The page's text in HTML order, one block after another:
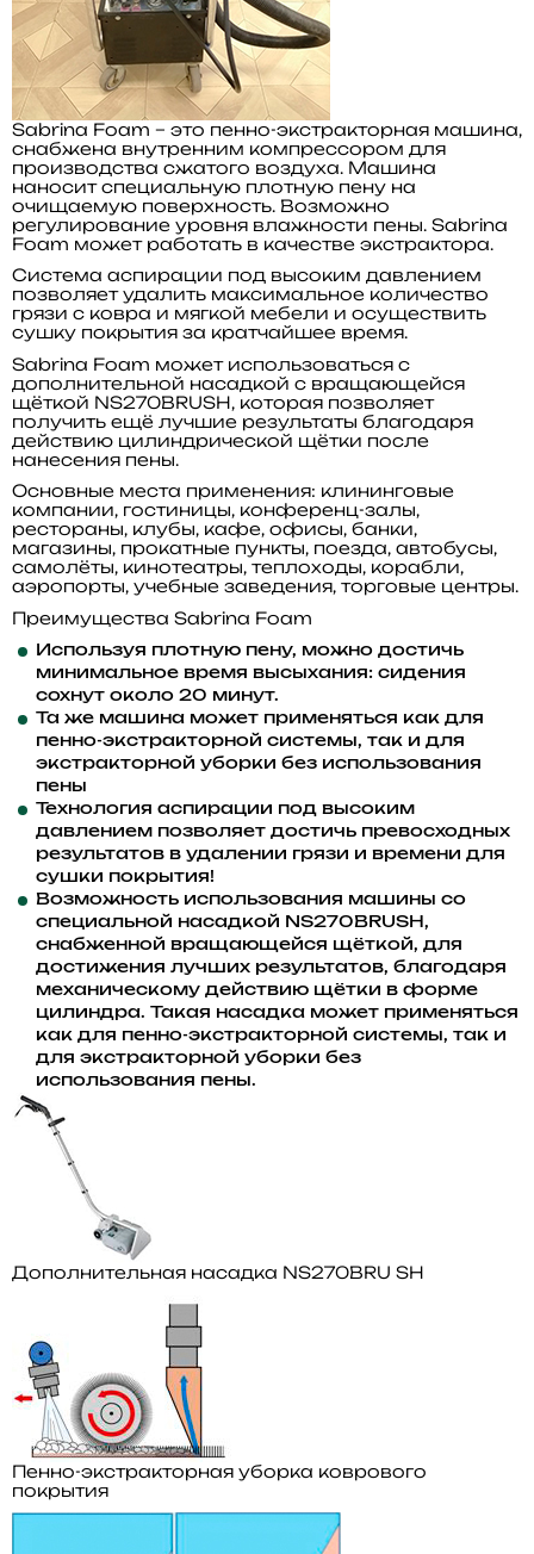
Sabrina Foam – это пенно-экстракторная машина,
снабжена внутренним компрессором для
производства сжатого воздуха. Машина
наносит специальную плотную пену на
очищаемую поверхность. Возможно
регулирование уровня влажности пены. Sabrina
Foam может работать в качестве экстрактора.
Система аспирации под высоким давлением
позволяет удалить максимальное количество
грязи c ковра и мягкой мебели и осуществить
сушку покрытия за кратчайшее время.
Sabrina Foam может использоваться с
дополнительной насадкой с вращающейся
щёткой NS270BRUSH, которая позволяет
получить ещё лучшие результаты благодаря
действию цилиндрической щётки после
нанесения пены.
Основные места применения: клининговые
компании, гостиницы, конференц-залы,
рестораны, клубы, кафе, офисы, банки,
магазины, прокатные пункты, поезда, автобусы,
самолёты, кинотеатры, теплоходы, корабли,
аэропорты, учебные заведения, торговые центры.
Преимущества Sabrina Foam
Используя плотную пену, можно достичь
минимальное время высыхания: сидения
сохнут около 20 минут.
Та же машина может применяться как для
пенно-экстракторной системы, так и для
экстракторной уборки без использования
пены
Технология аспирации под высоким
давлением позволяет достичь превосходных
результатов в удалении грязи и времени для
сушки покрытия!
Возможность использования машины со
специальной насадкой NS270BRUSH,
снабженной вращающейся щёткой, для
достижения лучших результатов, благодаря
механическому действию щётки в форме
цилиндра. Такая насадка может применяться
как для пенно-экстракторной системы, так и
для экстракторной уборки без
использования пены.
Дополнительная насадка NS270BRU SH
Пенно-экстракторная уборка коврового
покрытия